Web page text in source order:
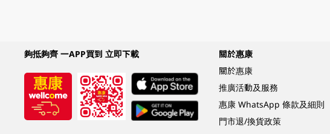
夠抵夠齊 一APP買到 立即下載
關於惠康
關於惠康
推廣活動及服務
惠康 WhatsApp 條款及細則
門市退/換貨政策